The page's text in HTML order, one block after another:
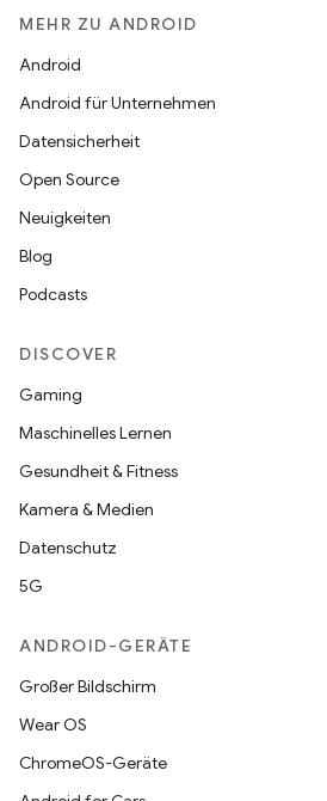
MEHR ZU ANDROID
Android
Android für Unternehmen
Datensicherheit
Open Source
Neuigkeiten
Blog
Podcasts
DISCOVER
Gaming
Maschinelles Lernen
Gesundheit & Fitness
Kamera & Medien
Datenschutz
5G
ANDROID-GERÄTE
Großer Bildschirm
Wear OS
ChromeOS-Geräte